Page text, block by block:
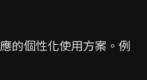
的個性化使用方案。例